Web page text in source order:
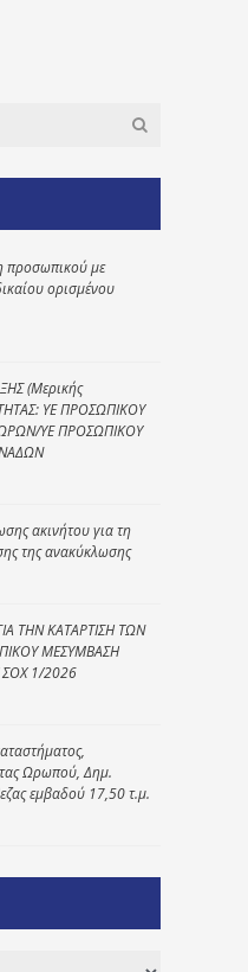
προσωπικού με
ορισμένου
(Μερικής
ΥΕ ΠΡΟΣΩΠΙΚΟΥ
ΥΕ ΠΡΟΣΩΠΙΚΟΥ
ακινήτου για τη
της ανακύκλωσης
ΤΗΝ ΚΑΤΑΡΤΙΣΗ ΤΩΝ
ΜΕΣΥΜΒΑΣΗ
1/2026
Ωρωπού, Δημ.
εμβαδού 17,50 τ.μ.